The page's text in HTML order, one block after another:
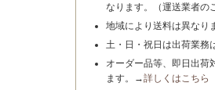
なります。（運送業者の
地域により送料は異なり
土・日・祝日は出荷業務
オーダー品等、即日出荷
ます。→詳しくはこちら